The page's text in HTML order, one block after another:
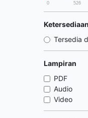
0 526
Ketersediaan
Tersedia
Lampiran
PDF
Audio
Video